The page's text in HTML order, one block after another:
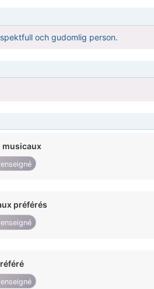
och gudomlig person.
musicaux
préférés